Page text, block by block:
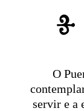
O
servir e a